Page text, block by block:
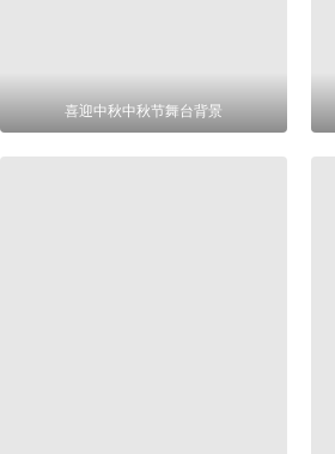
喜迎中秋中秋节舞台背景